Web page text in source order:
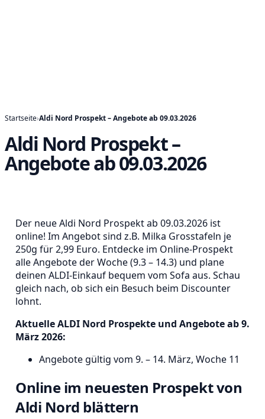
Startseite›Aldi Nord Prospekt – Angebote ab 09.03.2026
Aldi Nord Prospekt –
Angebote ab 09.03.2026
Der neue Aldi Nord Prospekt ab 09.03.2026 ist
online! Im Angebot sind z.B. Milka Grosstafeln je
250g für 2,99 Euro. Entdecke im Online-Prospekt
alle Angebote der Woche (9.3 – 14.3) und plane
deinen ALDI-Einkauf bequem vom Sofa aus. Schau
gleich nach, ob sich ein Besuch beim Discounter
lohnt.
Aktuelle ALDI Nord Prospekte und Angebote ab 9.
März 2026:
Angebote gültig vom 9. – 14. März, Woche 11
Online im neuesten Prospekt von
Aldi Nord blättern